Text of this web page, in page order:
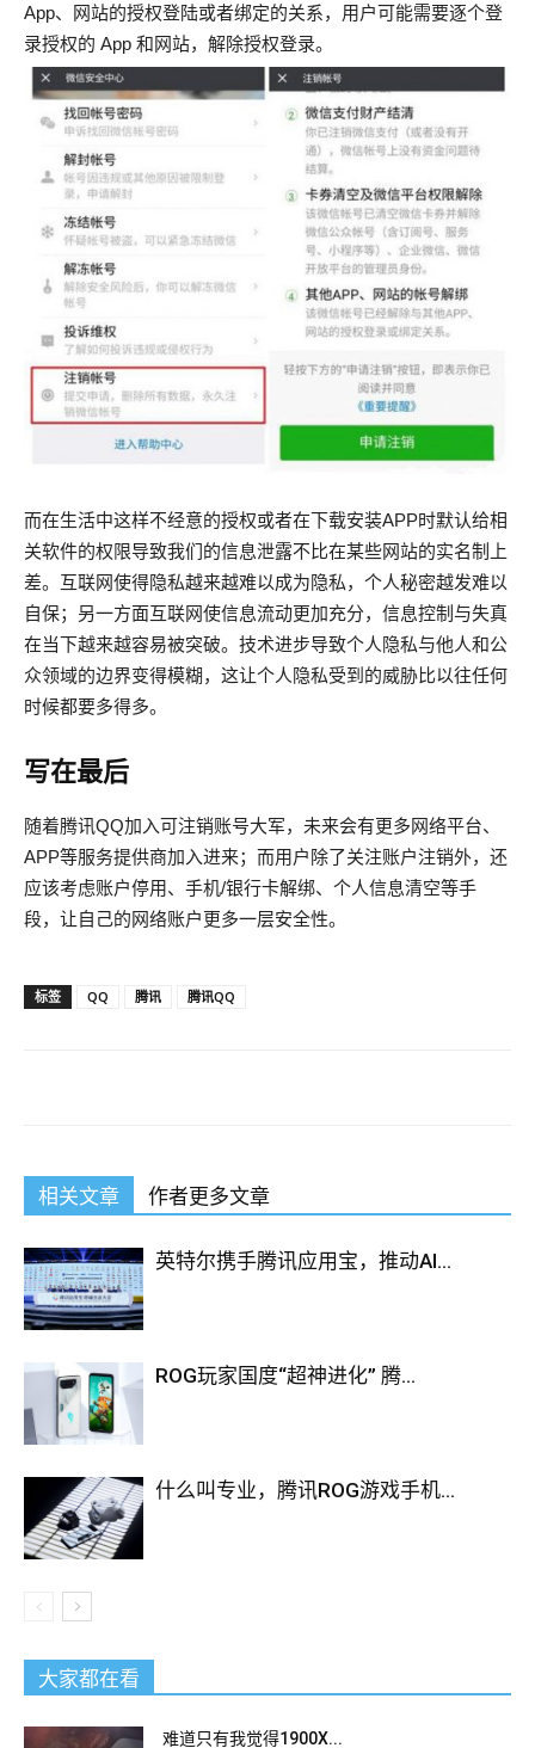
App、网站的授权登陆或者绑定的关系，用户可能需要逐个登
录授权的 App 和网站，解除授权登录。
而在生活中这样不经意的授权或者在下载安装APP时默认给相
关软件的权限导致我们的信息泄露不比在某些网站的实名制上
差。互联网使得隐私越来越难以成为隐私，个人秘密越发难以
自保；另一方面互联网使信息流动更加充分，信息控制与失真
在当下越来越容易被突破。技术进步导致个人隐私与他人和公
众领域的边界变得模糊，这让个人隐私受到的威胁比以往任何
时候都要多得多。
写在最后
随着腾讯QQ加入可注销账号大军，未来会有更多网络平台、
APP等服务提供商加入进来；而用户除了关注账户注销外，还
应该考虑账户停用、手机/银行卡解绑、个人信息清空等手
段，让自己的网络账户更多一层安全性。
标签 QQ 腾讯 腾讯QQ
相关文章 作者更多文章
英特尔携手腾讯应用宝，推动AI...
ROG玩家国度“超神进化” 腾...
什么叫专业，腾讯ROG游戏手机...
大家都在看
难道只有我觉得1900X...